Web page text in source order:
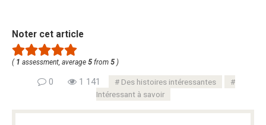
Noter cet article
( 1 assessment, average 5 from 5 )
0 1 141
Des histoires intéressantes
Intéressant à savoir